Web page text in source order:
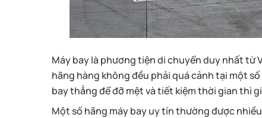
Máy bay là phương tiện di chuyển duy nhất từ
hãng hàng không đều phải quá cảnh tại một
bay thẳng để đỡ mệt và tiết kiệm thời gian thì
Một số hãng máy bay uy tín thường được